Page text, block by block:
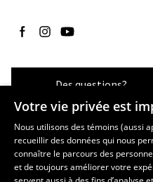
Suivez-nous sur Facebook
Suivez-nous sur Instagram
Suivez-nous sur
Des questions?
Les écoles et la recherche
École d’art
Votre vie privée est
Nous utilisons des témoins (aussi
recueillir des données qui nous
connaître le parcours des
et de toujours améliorer votre